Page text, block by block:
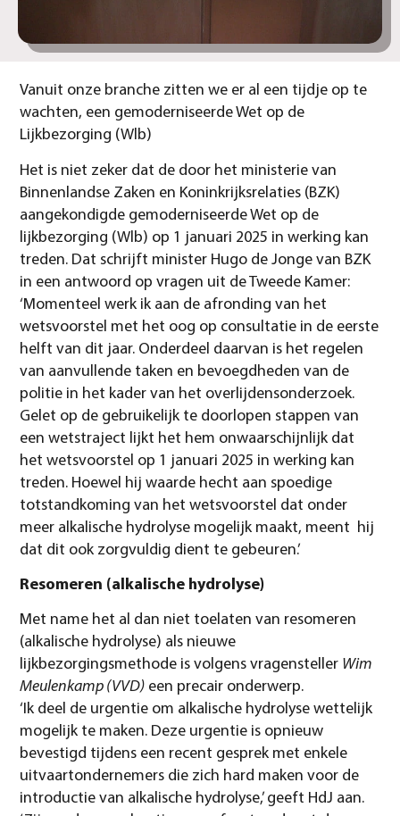
Vanuit onze branche zitten we er al een tijdje op te
wachten, een gemoderniseerde Wet op de
Lijkbezorging (Wlb)
Het is niet zeker dat de door het ministerie van
Binnenlandse Zaken en Koninkrijksrelaties (BZK)
aangekondigde gemoderniseerde Wet op de
lijkbezorging (Wlb) op 1 januari 2025 in werking kan
treden. Dat schrijft minister Hugo de Jonge van BZK
in een antwoord op vragen uit de Tweede Kamer:
‘Momenteel werk ik aan de afronding van het
wetsvoorstel met het oog op consultatie in de eerste
helft van dit jaar. Onderdeel daarvan is het regelen
van aanvullende taken en bevoegdheden van de
politie in het kader van het overlijdensonderzoek.
Gelet op de gebruikelijk te doorlopen stappen van
een wetstraject lijkt het hem onwaarschijnlijk dat
het wetsvoorstel op 1 januari 2025 in werking kan
treden. Hoewel hij waarde hecht aan spoedige
totstandkoming van het wetsvoorstel dat onder
meer alkalische hydrolyse mogelijk maakt, meent hij
dat dit ook zorgvuldig dient te gebeuren.’
Resomeren (alkalische hydrolyse)
Met name het al dan niet toelaten van resomeren
(alkalische hydrolyse) als nieuwe
lijkbezorgingsmethode is volgens vragensteller Wim
Meulenkamp (VVD) een precair onderwerp.
‘Ik deel de urgentie om alkalische hydrolyse wettelijk
mogelijk te maken. Deze urgentie is opnieuw
bevestigd tijdens een recent gesprek met enkele
uitvaartondernemers die zich hard maken voor de
introductie van alkalische hydrolyse,’ geeft HdJ aan.